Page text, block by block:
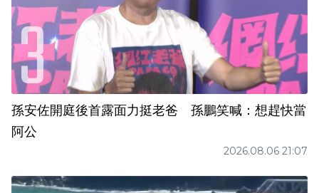
孫安佐開庭後首露面力挺老爸 孫鵬笑喊：想趕快當
阿公
2026.08.06 21:07